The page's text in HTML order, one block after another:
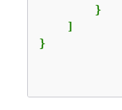
        }
    ]
}